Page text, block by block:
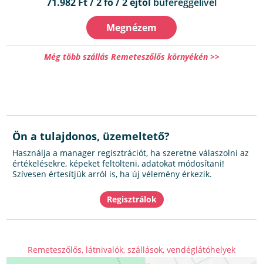
Megnézem
Még több szállás Remeteszőlős környékén >>
Ön a tulajdonos, üzemeltető?
Használja a manager regisztrációt, ha szeretne válaszolni az
értékelésekre, képeket feltölteni, adatokat módosítani!
Szívesen értesítjük arról is, ha új vélemény érkezik.
Remeteszőlős, látnivalók, szállások, vendéglátóhelyek